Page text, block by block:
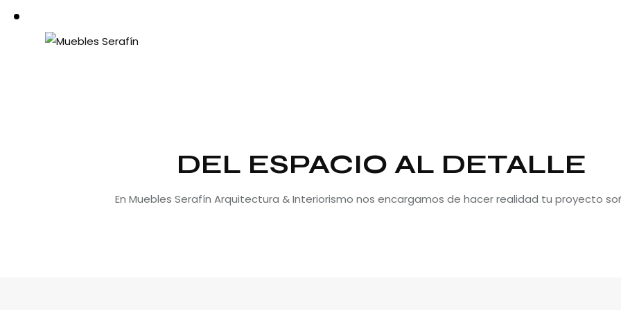
DEL ESPACIO AL DETALLE
En Muebles Serafín Arquitectura & Interiorismo nos encargamos de hacer realidad tu proyecto